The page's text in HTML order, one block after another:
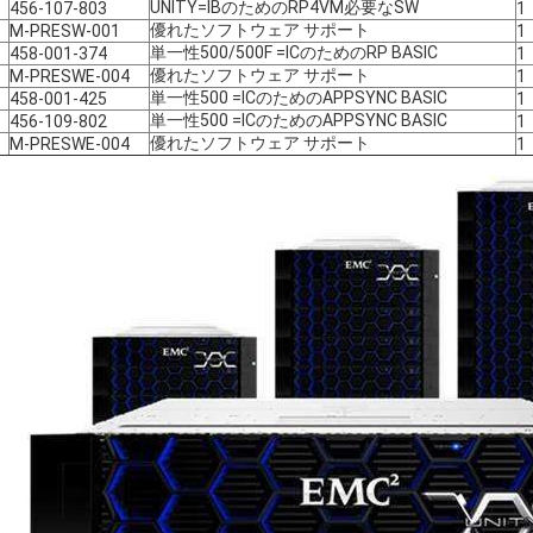
456-107-803 UNITY=IBのためのRP4VM必要なSW
1
M-PRESW-001 優れたソフトウェア サポート
1
458-001-374 単一性500/500F =ICのためのRP BASIC
1
M-PRESWE-004 優れたソフトウェア サポート
1
458-001-425 単一性500 =ICのためのAPPSYNC BASIC
1
456-109-802 単一性500 =ICのためのAPPSYNC BASIC
1
M-PRESWE-004 優れたソフトウェア サポート 1